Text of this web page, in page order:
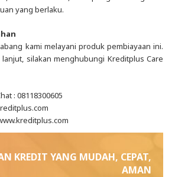
yang berlaku.
kami melayani produk pembiayaan ini.
silakan menghubungi Kreditplus Care
: 08118300605
KREDIT YANG MUDAH, CEPAT,
AMAN